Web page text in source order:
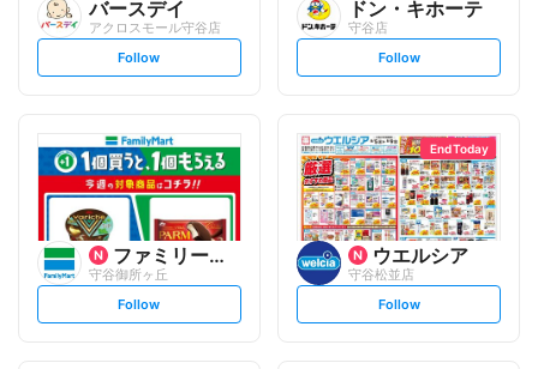
バースデイ
アクロスモール守谷店
s
l
o
w
Follow
ドン・キホーテ
守谷店
s
l
o
w
Follow
ファミリーマート
守谷御所ヶ丘
s
Follow
End Today
ウエルシア
守谷松並店
s
Follow